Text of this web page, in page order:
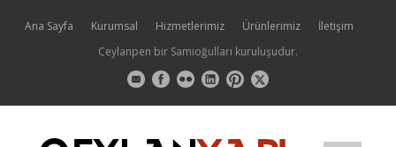
Ana Sayfa Kurumsal Hizmetlerimiz Ürünlerimiz
İletişim
Ceylanpen bir Samioğulları kuruluşudur.